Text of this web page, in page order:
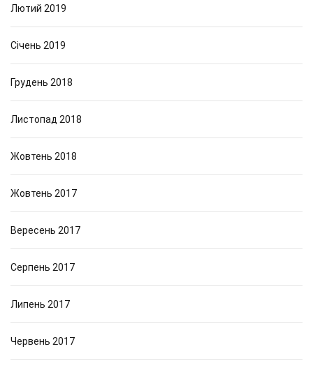
Лютий 2019
Січень 2019
Грудень 2018
Листопад 2018
Жовтень 2018
Жовтень 2017
Вересень 2017
Серпень 2017
Липень 2017
Червень 2017